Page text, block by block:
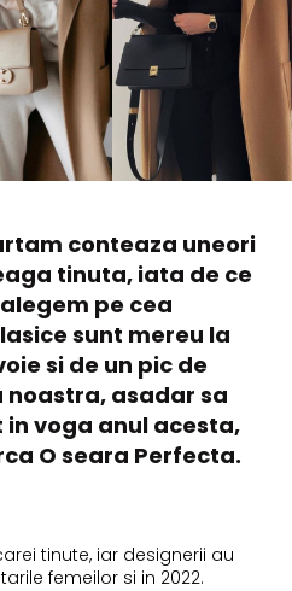
conteaza uneori
tinuta, iata de ce
pe cea
sunt mereu la
si de un pic de
asadar sa
voga anul acesta,
O seara Perfecta.
tinute, iar designerii au
femeilor si in 2022.